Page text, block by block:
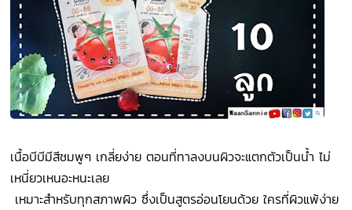
เนื้อบีบีมีสีชมพูๆ เกลี่ยง่าย ตอนที่ทาลงบนผิวจะแตกตัวเป็นน้ำ ไม่
เหนี่ยวเหนอะหนะเลย
เหมาะสำหรับทุกสภาพผิว ซึ่งเป็นสูตรอ่อนโยนด้วย ใครที่ผิวแพ้ง่าย